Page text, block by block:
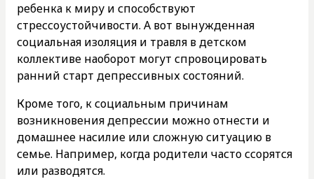
ребенка к миру и способствуют
стрессоустойчивости. А вот вынужденная
социальная изоляция и травля в детском
коллективе наоборот могут спровоцировать
ранний старт депрессивных состояний.
Кроме того, к социальным причинам
возникновения депрессии можно отнести и
домашнее насилие или сложную ситуацию в
семье. Например, когда родители часто ссорятся
или разводятся.